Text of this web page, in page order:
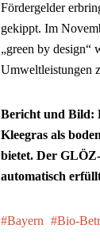
Fördergelder
gekippt. Im
„green by design“
Umweltleistungen
Bericht und Bild:
Kleegras als
bietet. Der
automatisch
Bayern Bio-